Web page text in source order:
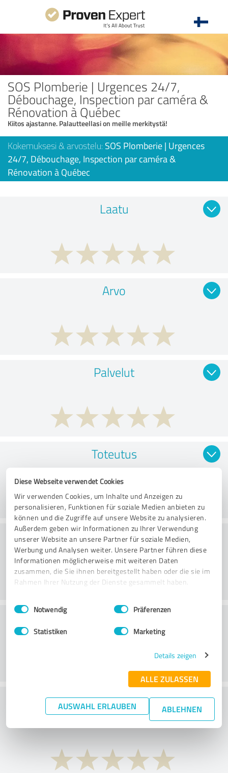
Diese Webseite verwendet Cookies
Wir verwenden Cookies, um Inhalte und Anzeigen zu
personalisieren, Funktionen für soziale Medien anbieten zu
können und die Zugriffe auf unsere Website zu analysieren.
Außerdem geben wir Informationen zu Ihrer Verwendung
unserer Website an unsere Partner für soziale Medien,
Werbung und Analysen weiter. Unsere Partner führen diese
Informationen möglicherweise mit weiteren Daten
zusammen, die Sie ihnen bereitgestellt haben oder die sie im
Rahmen Ihrer Nutzung der Dienste gesammelt haben.
Impressum Datenschutzbestimmungen
Einwilligungsauswahl
Notwendig Präferenzen
Statistiken Marketing
Details zeigen
ALLE ZULASSEN
AUSWAHL ERLAUBEN ABLEHNEN
SOS Plomberie | Urgences 24/7,
Débouchage, Inspection par caméra &
Rénovation à Québec
Kiitos ajastanne. Palautteellasi on meille merkitystä!
Kokemuksesi & arvostelu: SOS Plomberie | Urgences
24/7, Débouchage, Inspection par caméra &
Rénovation à Québec
Laatu
Arvo
Palvelut
Toteutus
Konsultointi
Asiakaspalvelu
What do you think of the price to
performance ratio?